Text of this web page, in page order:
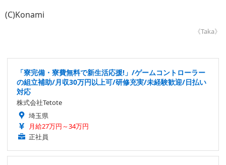
(C)Konami
《Taka》
「寮完備・寮費無料で新生活応援!」/ゲームコントローラー
の組立補助/月収30万円以上可/研修充実/未経験歓迎/日払い
対応
株式会社Tetote
埼玉県
月給27万円～34万円
正社員